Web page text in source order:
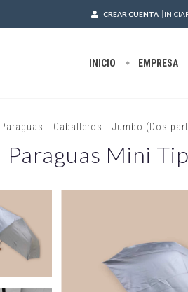
CREAR CUENTA
INICIO EMPRESA
Paraguas Caballeros Jumbo (Dos
Paraguas Mini